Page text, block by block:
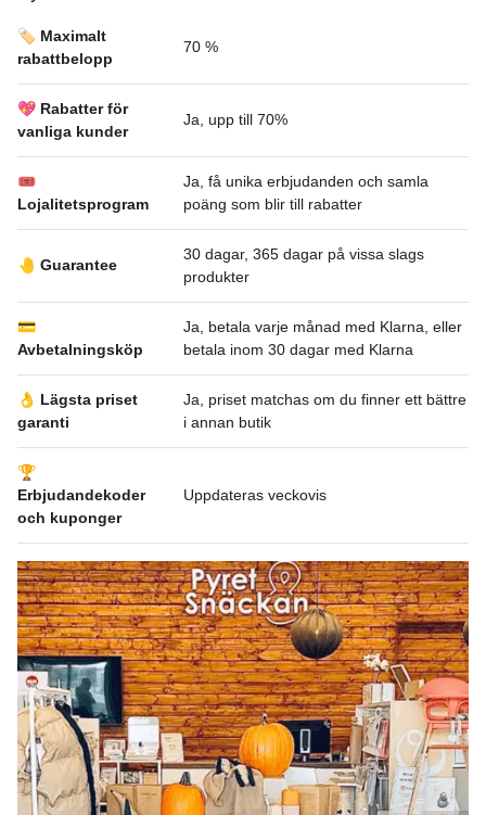
🏷️ Maximalt
rabattbelopp
70 %
💖 Rabatter för
vanliga kunder
Ja, upp till 70%
🎟
Lojalitetsprogram
Ja, få unika erbjudanden och samla
poäng som blir till rabatter
🤚 Guarantee
30 dagar, 365 dagar på vissa slags
produkter
💳
Avbetalningsköp
Ja, betala varje månad med Klarna, eller
betala inom 30 dagar med Klarna
👌 Lägsta priset
garanti
Ja, priset matchas om du finner ett bättre
i annan butik
🏆
Erbjudandekoder
och kuponger
Uppdateras veckovis